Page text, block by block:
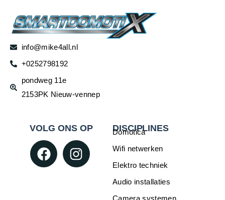
info@mike4all.nl
+0252798192
pondweg 11e
2153PK Nieuw-vennep
VOLG ONS OP DISCIPLINES
Domotica
Wifi netwerken
Elektro techniek
Audio installaties